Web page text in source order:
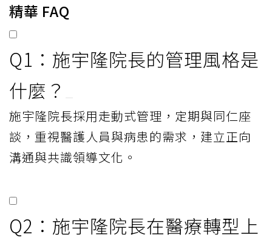
精華 FAQ
Q1：施宇隆院長的管理風格是
什麼？
施宇隆院長採用走動式管理，定期與同仁座
談，重視醫護人員與病患的需求，建立正向
溝通與共識領導文化。
Q2：施宇隆院長在醫療轉型上